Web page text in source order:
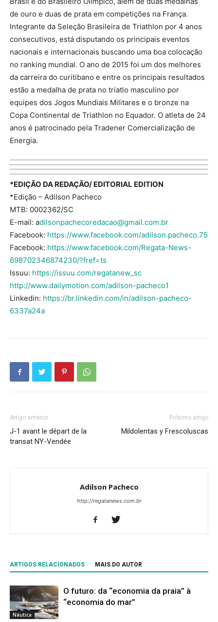
de ouro e duas de prata em competições na França.
Integrante da Seleção Brasileira de Triathlon por 4 anos
consecutivos, está disputando os principais eventos
nacionais e internacionais buscando uma boa colocação
no ranking mundial. O ano de 2015 foi um dos melhores
da carreira do curitibano e entre os principais resultados
estão a medalha de prata no triatlo masculino por
equipes dos Jogos Mundiais Militares e o bronze na
Copa Continental de Triathlon no Equador. O atleta de 24
anos é patrocinado pela Tradener Comercialização de
Energia.
*EDIÇÃO DA REDAÇÃO/ EDITORIAL EDITION
*Edição – Adilson Pacheco
MTB: 0002362/SC
E-mail: adilsonpachecoredacao@gmail.com.br
Facebook: https://www.facebook.com/adilson.pacheco.75
Facebook: https://www.facebook.com/Regata-News-
698702346874230/?fref=ts
Issuu: https://issuu.com/regatanew_sc
http://www.dailymotion.com/adilson-pacheco1
Linkedin: https://br.linkedin.com/in/adilson-pacheco-
6337a24a
Artigo anterior
J-1 avant le départ de la
transat NY-Vendée
Próximo artigo
Mildolentas y Frescoluscas
Adilson Pacheco
http://regatanews.com.br
ARTIGOS RELACIONADOS MAIS DO AUTOR
Náutica
O futuro: da “economia da praia” à
“economia do mar”